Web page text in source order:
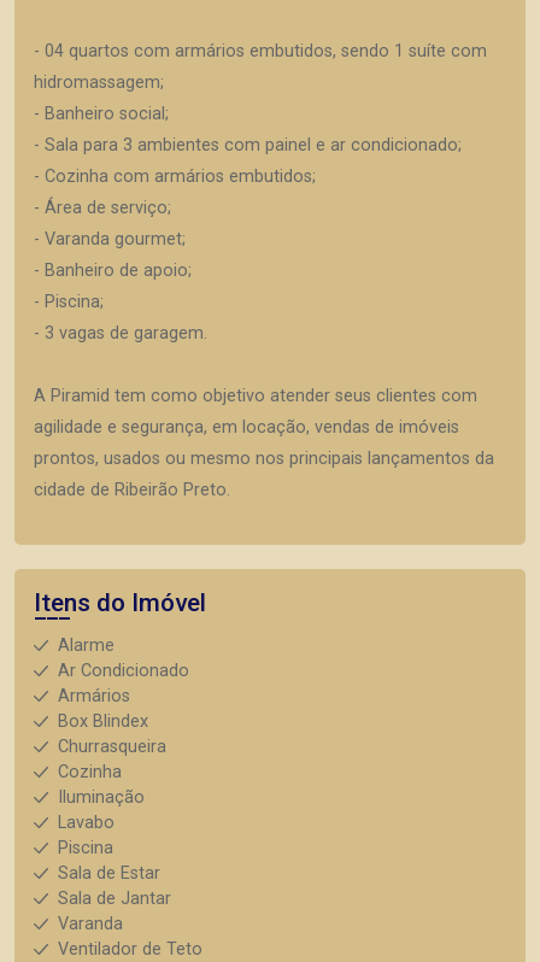
- 04 quartos com armários embutidos, sendo 1 suíte com
hidromassagem;
- Banheiro social;
- Sala para 3 ambientes com painel e ar condicionado;
- Cozinha com armários embutidos;
- Área de serviço;
- Varanda gourmet;
- Banheiro de apoio;
- Piscina;
- 3 vagas de garagem.
A Piramid tem como objetivo atender seus clientes com
agilidade e segurança, em locação, vendas de imóveis
prontos, usados ou mesmo nos principais lançamentos da
cidade de Ribeirão Preto.
Itens do Imóvel
Alarme
Ar Condicionado
Armários
Box Blindex
Churrasqueira
Cozinha
Iluminação
Lavabo
Piscina
Sala de Estar
Sala de Jantar
Varanda
Ventilador de Teto